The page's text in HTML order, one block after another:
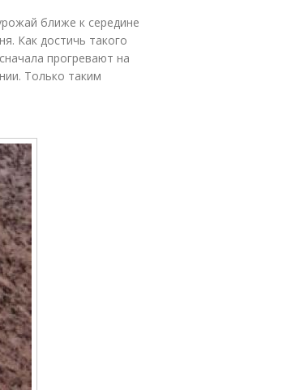
ближе к середине
Как достичь такого
прогревают на
Только таким